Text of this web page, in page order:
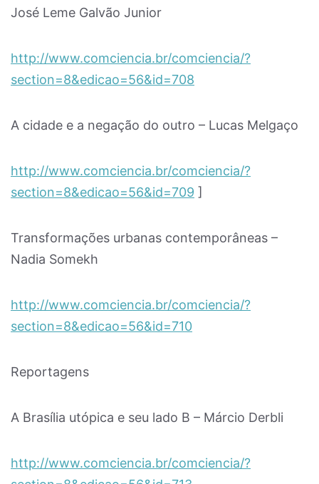
José Leme Galvão Junior
http://www.comciencia.br/comciencia/?
section=8&edicao=56&id=708
A cidade e a negação do outro – Lucas Melgaço
http://www.comciencia.br/comciencia/?
section=8&edicao=56&id=709 ]
Transformações urbanas contemporâneas –
Nadia Somekh
http://www.comciencia.br/comciencia/?
section=8&edicao=56&id=710
Reportagens
A Brasília utópica e seu lado B – Márcio Derbli
http://www.comciencia.br/comciencia/?